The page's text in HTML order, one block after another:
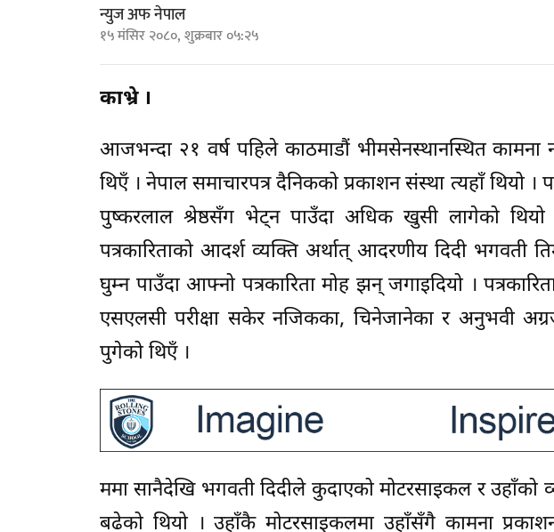
न्युज अफ नेपाल
१५ मंसिर २०८०, शुक्रबार ०५:२५
काभ्रे ।
आजभन्दा २१ वर्ष पहिले काठमाडौं भीमसेनस्थानस्थित कामना
थिएँ । नेपाल समाचारपत्र दैनिकको प्रकाशन संस्था त्यहाँ थियो
पुष्करलाल श्रेष्ठसँग भेट्न पाउँदा अधिक खुसी लागेको थियो
पत्रकारिताको आदर्श व्यक्ति अर्थात् आदरणीय दिदी भगवती
घुम्न पाउँदा आफ्नो पत्रकारिता मोह झन् जगाइदियो ।
एसएलसी परीक्षा सकेर नजिकका, चिनेजानेका र अनुभवी
पुगेको थिएँ ।
ममा सानैदेखि भगवती दिदीले कुदाएको मोटरसाइकल र उहाँको
बढेको थियो । उहाँकै मोटरसाइकलमा उहाँसँगै कामना